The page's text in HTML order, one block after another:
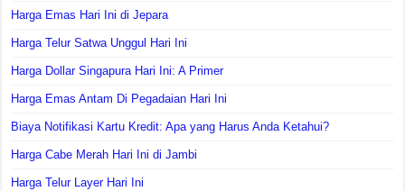
Harga Emas Hari Ini di Jepara
Harga Telur Satwa Unggul Hari Ini
Harga Dollar Singapura Hari Ini: A Primer
Harga Emas Antam Di Pegadaian Hari Ini
Biaya Notifikasi Kartu Kredit: Apa yang Harus Anda Ketahui?
Harga Cabe Merah Hari Ini di Jambi
Harga Telur Layer Hari Ini